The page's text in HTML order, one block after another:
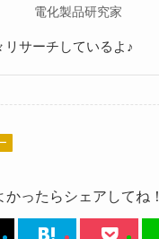
電化製品研究家
リサーチしているよ♪
かったらシェアしてね！